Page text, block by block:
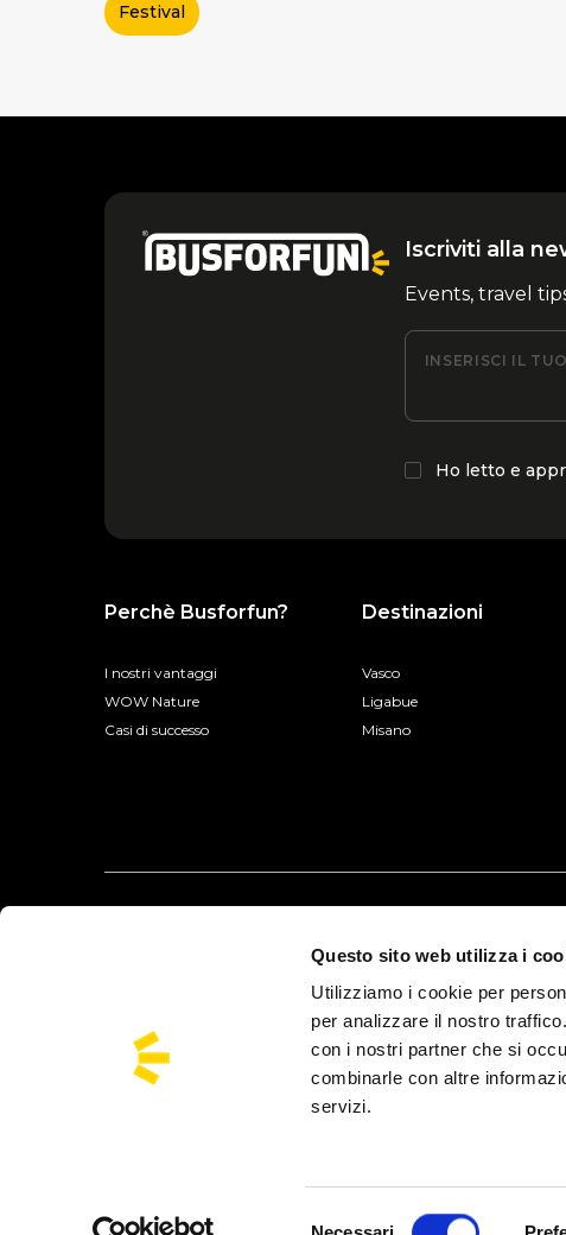
Questo sito web utilizza i
Utilizziamo i cookie per
per analizzare il nostro
con i nostri partner che si
combinarle con altre
servizi.
Festival
Iscriviti alla
Events, travel
INSERISCI IL
Ho letto e
Perchè Busforfun?
I nostri vantaggi
WOW Nature
Casi di successo
Destinazioni
Vasco
Ligabue
Misano